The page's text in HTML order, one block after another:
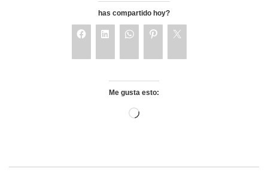
has compartido hoy?
Me gusta esto: